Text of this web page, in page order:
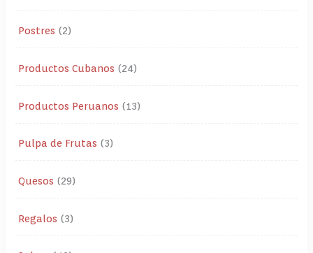
Postres 2
Productos Cubanos 24
Productos Peruanos 13
Pulpa de Frutas 3
Quesos 29
Regalos 3